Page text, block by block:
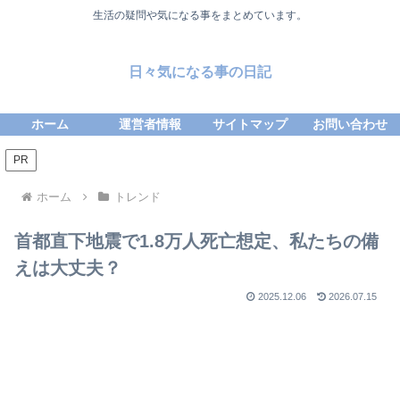
生活の疑問や気になる事をまとめています。
日々気になる事の日記
ホーム 運営者情報 サイトマップ お問い合わせ
PR
ホーム トレンド
首都直下地震で1.8万人死亡想定、私たちの備
えは大丈夫？
2025.12.06 2026.07.15